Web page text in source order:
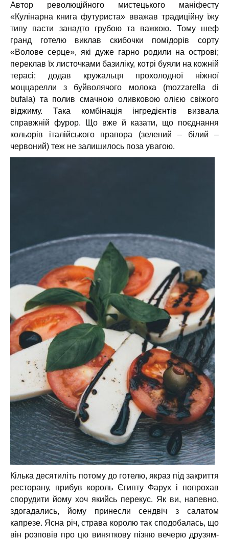
Автор революційного мистецького маніфесту
«Кулінарна книга футуриста» вважав традиційну їжу
типу пасти занадто грубою та важкою. Тому шеф
гранд готелю виклав скибочки помідорів сорту
«Волове серце», які дуже гарно родили на острові;
переклав їх листочками базиліку, котрі буяли на кожній
терасі; додав кружальця прохолодної ніжної
моццарелли з буйволячого молока (mozzarella di
bufala) та полив смачною оливковою олією свіжого
віджиму. Така комбінація інгредієнтів визвала
справжній фурор. Що вже й казати, що поєднання
кольорів італійського прапора (зелений – білий –
червоний) теж не залишилось поза увагою.
Кілька десятиліть потому до готелю, якраз під закриття
ресторану, прибув король Єгипту Фарух і попрохав
спорудити йому хоч якийсь перекус. Як ви, напевно,
здогадались, йому принесли сендвіч з салатом
капрезе. Ясна річ, страва королю так сподобалась, що
він розповів про цю виняткову пізню вечерю друзям-